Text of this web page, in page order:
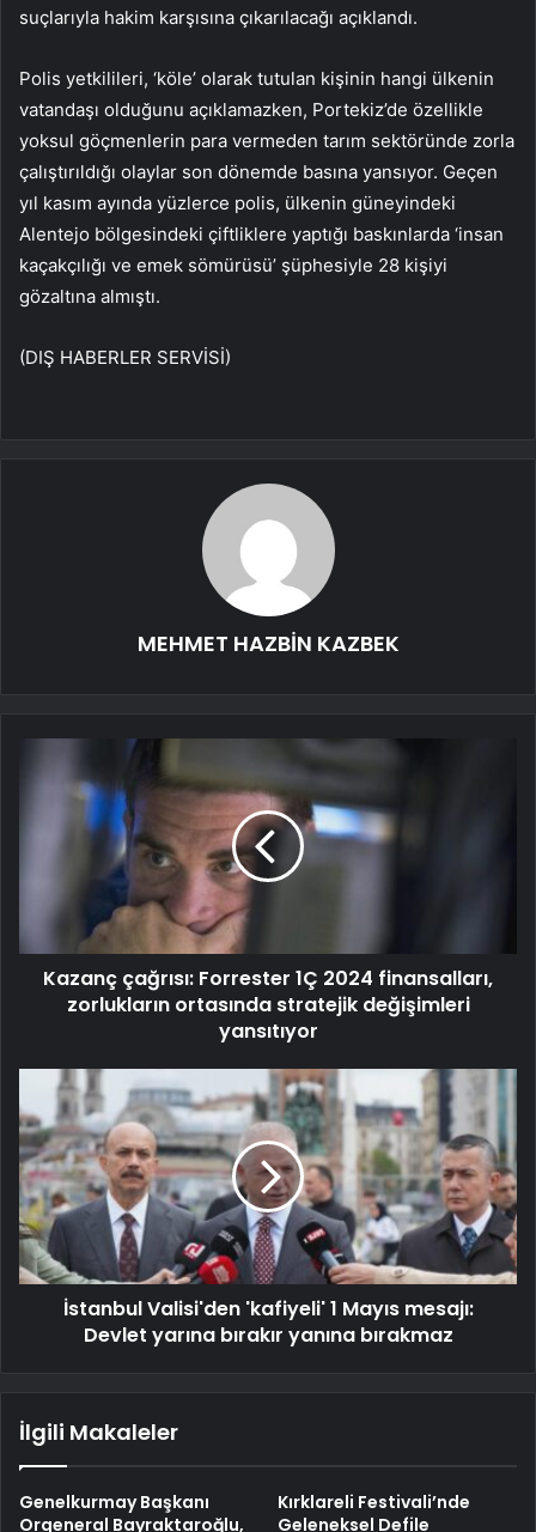
suçlarıyla hakim karşısına çıkarılacağı açıklandı.
Polis yetkilileri, ‘köle’ olarak tutulan kişinin hangi ülkenin
vatandaşı olduğunu açıklamazken, Portekiz’de özellikle
yoksul göçmenlerin para vermeden tarım sektöründe zorla
çalıştırıldığı olaylar son dönemde basına yansıyor. Geçen
yıl kasım ayında yüzlerce polis, ülkenin güneyindeki
Alentejo bölgesindeki çiftliklere yaptığı baskınlarda ‘insan
kaçakçılığı ve emek sömürüsü’ şüphesiyle 28 kişiyi
gözaltına almıştı.
(DIŞ HABERLER SERVİSİ)
MEHMET HAZBİN KAZBEK
Kazanç çağrısı: Forrester 1Ç 2024 finansalları,
zorlukların ortasında stratejik değişimleri
yansıtıyor
İstanbul Valisi'den 'kafiyeli' 1 Mayıs mesajı:
Devlet yarına bırakır yanına bırakmaz
İlgili Makaleler
Genelkurmay Başkanı
Orgeneral Bayraktaroğlu,
Kırklareli Festivali’nde
Geleneksel Defile